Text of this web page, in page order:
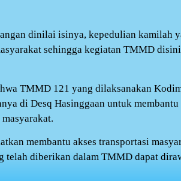
dinilai isinya, kepedulian kamilah
sehingga kegiatan TMMD disini
TMMD 121 yang dilaksanakan
di Desq Hasinggaan untuk membantu
membantu akses transportasi
telah diberikan dalam TMMD dapat